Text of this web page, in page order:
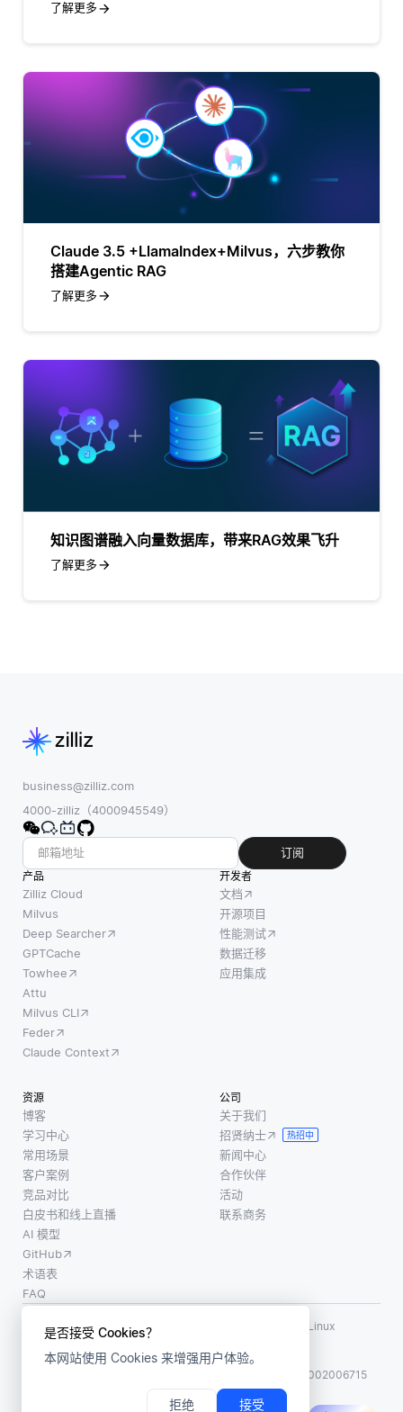
是否接受 Cookies？
本网站使用 Cookies 来增强用户体验。
拒绝 接受
了解更多
Claude 3.5 +LlamaIndex+Milvus，六步教你
搭建Agentic RAG
了解更多
知识图谱融入向量数据库，带来RAG效果飞升
了解更多
business@zilliz.com
4000-zilliz（4000945549）
订阅
产品
Zilliz Cloud
Milvus
Deep Searcher
GPTCache
Towhee
Attu
Milvus CLI
Feder
Claude Context
开发者
文档
开源项目
性能测试
数据迁移
应用集成
资源
博客
学习中心
常用场景
客户案例
竞品对比
白皮书和线上直播
AI 模型
GitHub
术语表
FAQ
公司
关于我们
招贤纳士
热招中
新闻中心
合作伙伴
活动
联系商务
使用条款·个人信息保护政策·数据安全政策
LF AI、LF AI & Data、Milvus，以及相关的开源项目名称为 Linux
Foundation 所有商标
版权所有 ©2026 上海赜睿信息科技有限公司保留所有权利
沪公网安备31011002006715